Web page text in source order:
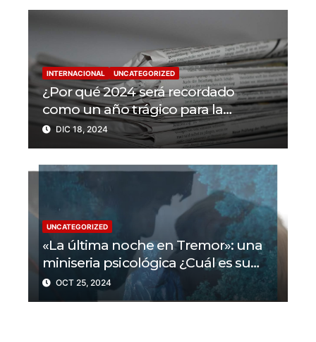
INTERNACIONAL UNCATEGORIZED
¿Por qué 2024 será recordado
como un año trágico para la
libertad de prensa? Un tercio de los
periodistas asesinados por Israel
DIC 18, 2024
UNCATEGORIZED
«La última noche en Tremor»: una
miniseria psicológica ¿Cuál es su
trama?
OCT 25, 2024